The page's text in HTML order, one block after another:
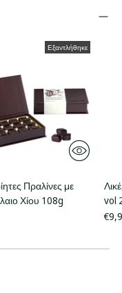
Εξαντλήθηκε
Πραλίνες με
Χίου 108g
vol